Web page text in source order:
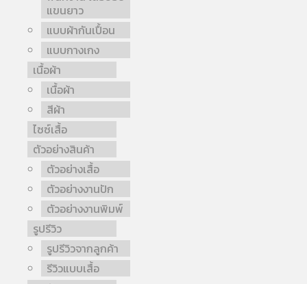
แขนยาว
แบบผ้ากันเปื้อน
แบบกางเกง
เนื้อผ้า
เนื้อผ้า
สีผ้า
ไซซ์เสื้อ
ตัวอย่างสินค้า
ตัวอย่างเสื้อ
ตัวอย่างงานปัก
ตัวอย่างงานพิมพ์
รูปรีวิว
รูปรีวิวจากลูกค้า
รีวิวแบบเสื้อ